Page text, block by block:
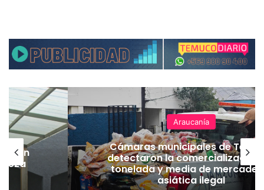
Araucanía
Cámaras municipales de
detectaron la comercialización
tonelada y media de
asiática ilegal